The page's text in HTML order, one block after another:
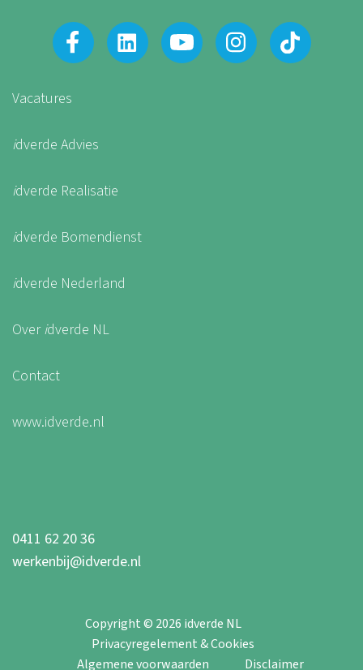
Vacatures
idverde Advies
idverde Realisatie
idverde Bomendienst
idverde Nederland
Overidverde NL
Contact
www.idverde.nl
0411 62 20 36
werkenbij@idverde.nl
Copyright © 2026 idverde NL
Privacyregelement & Cookies
Algemene voorwaarden
Disclaimer